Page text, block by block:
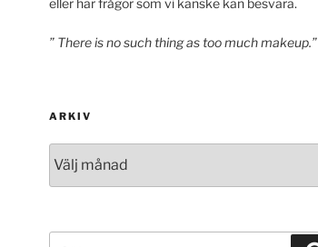
” There is no such thing as too much makeup.”
ARKIV